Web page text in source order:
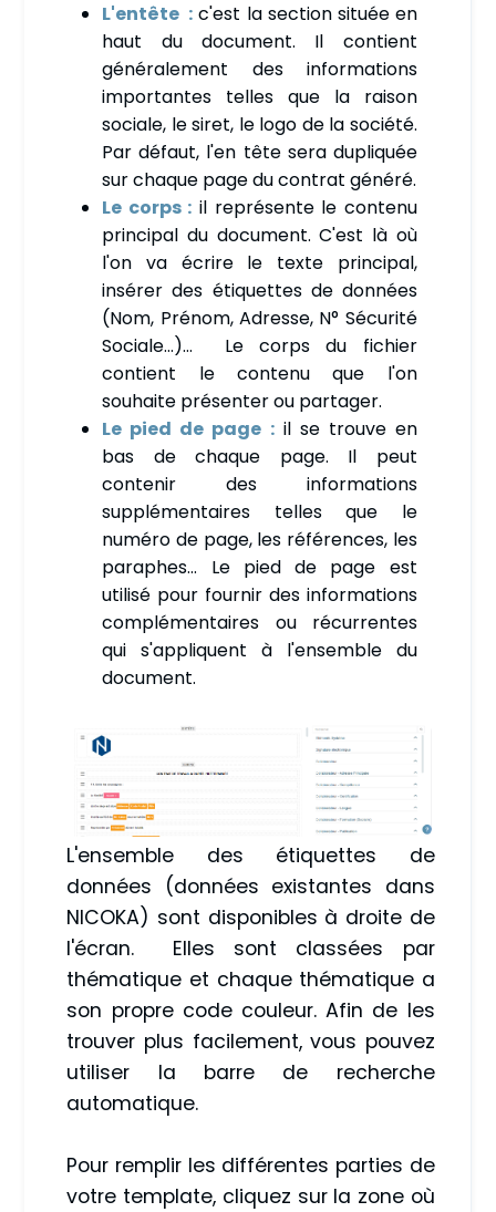
L'entête : c'est la section située en
haut du document. Il contient
généralement des informations
importantes telles que la raison
sociale, le siret, le logo de la société.
Par défaut, l'en tête sera dupliquée
sur chaque page du contrat généré.
Le corps : il représente le contenu
principal du document. C'est là où
l'on va écrire le texte principal,
insérer des étiquettes de données
(Nom, Prénom, Adresse, N° Sécurité
Sociale...)... Le corps du fichier
contient le contenu que l'on
souhaite présenter ou partager.
Le pied de page :il se trouve en
bas de chaque page. Il peut
contenir des informations
supplémentaires telles que le
numéro de page, les références, les
paraphes... Le pied de page est
utilisé pour fournir des informations
complémentaires ou récurrentes
qui s'appliquent à l'ensemble du
document.
L'ensemble des étiquettes de
données (données existantes dans
NICOKA) sont disponibles à droite de
l'écran. Elles sont classées par
thématique et chaque thématique a
son propre code couleur. Afin de les
trouver plus facilement, vous pouvez
utiliser la barre de recherche
automatique.
Pour remplir les différentes parties de
votre template, cliquez sur la zone où